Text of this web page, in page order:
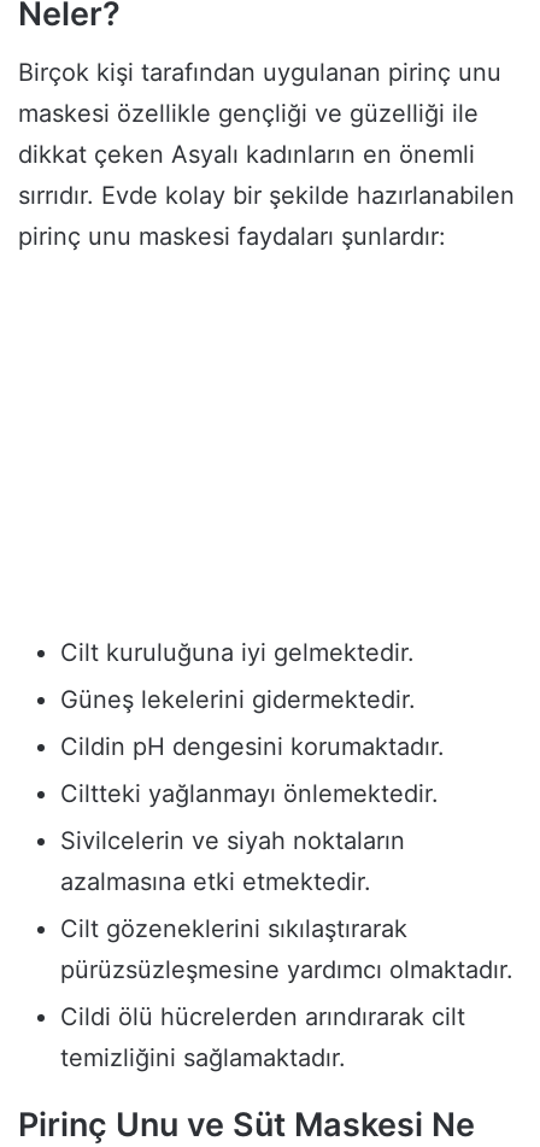
Neler?
Birçok kişi tarafından uygulanan pirinç unu
maskesi özellikle gençliği ve güzelliği ile
dikkat çeken Asyalı kadınların en önemli
sırrıdır. Evde kolay bir şekilde hazırlanabilen
pirinç unu maskesi faydaları şunlardır:
Cilt kuruluğuna iyi gelmektedir.
Güneş lekelerini gidermektedir.
Cildin pH dengesini korumaktadır.
Ciltteki yağlanmayı önlemektedir.
Sivilcelerin ve siyah noktaların
azalmasına etki etmektedir.
Cilt gözeneklerini sıkılaştırarak
pürüzsüzleşmesine yardımcı olmaktadır.
Cildi ölü hücrelerden arındırarak cilt
temizliğini sağlamaktadır.
Pirinç Unu ve Süt Maskesi Ne